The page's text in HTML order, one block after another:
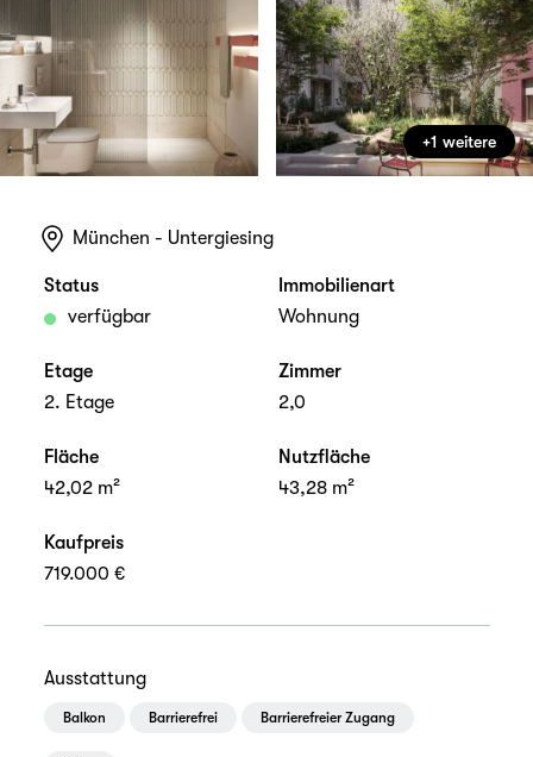
+1 weitere
München - Untergiesing
Status
verfügbar
Immobilienart
Wohnung
Etage
2. Etage
Zimmer
2,0
Fläche
42,02 m²
Nutzfläche
43,28 m²
Kaufpreis
719.000 €
Ausstattung
Balkon Barrierefrei Barrierefreier Zugang